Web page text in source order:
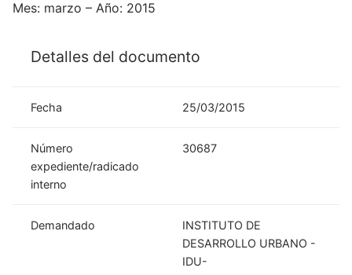
Mes: marzo – Año: 2015
Detalles del documento
Fecha 25/03/2015
Número
expediente/radicado
interno
30687
Demandado
INSTITUTO DE
DESARROLLO URBANO -
IDU-